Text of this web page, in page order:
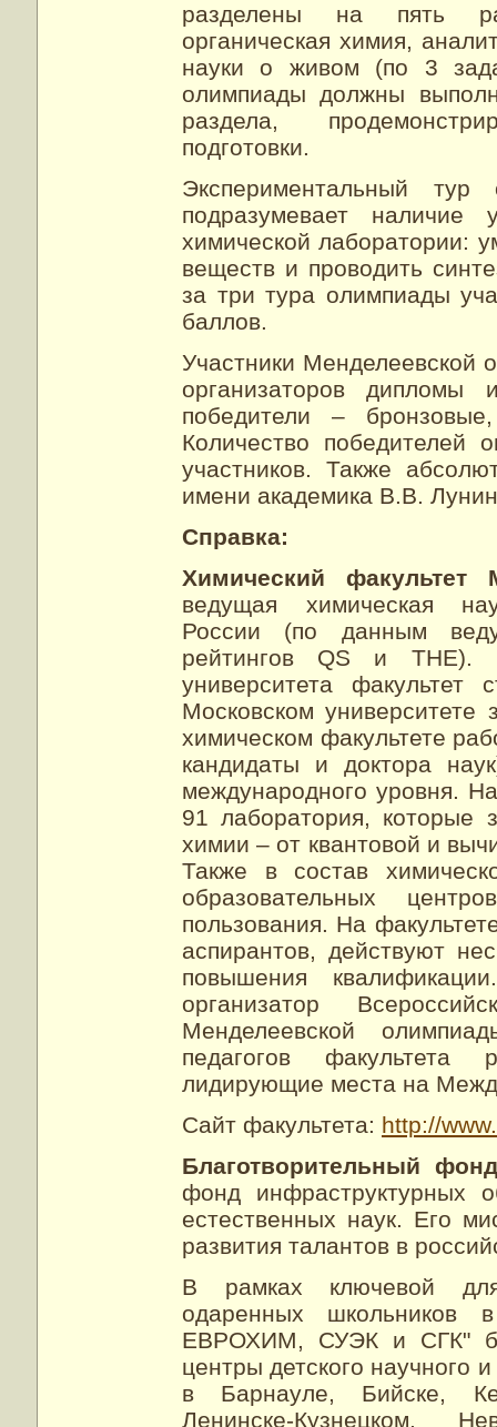
разделены на пять
органическая химия,
науки о живом (по 3
олимпиады должны
раздела,
подготовки.
Экспериментальный
подразумевает
химической лаборатории:
веществ и проводить
за три тура олимпиады
баллов.
Участники Менделеевской
организаторов
победители –
Количество победителей
участников. Также
имени академика В.В.
Справка:
Химический
ведущая химическая
России (по данным
рейтингов QS и THE).
университета
Московском
химическом факультете
кандидаты и доктора
международного уровня.
91 лаборатория, которые
химии – от квантовой и
Также в состав
образовательных
пользования. На
аспирантов, действуют
повышения
организатор
Менделеевской
педагогов факультета
лидирующие места на
Сайт факультета: http://
Благотворительный
фонд инфраструктурных
естественных наук. Его
развития талантов в
В рамках ключевой
одаренных школьников
ЕВРОХИМ, СУЭК и СГК"
центры детского научного
в Барнауле, Бийске,
Ленинске-Кузнецком,